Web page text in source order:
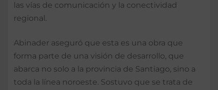
las vías de comunicación y la conectividad
regional.
Abinader aseguró que esta es una obra que
forma parte de una visión de desarrollo, que
abarca no solo a la provincia de Santiago, sino a
toda la línea noroeste. Sostuvo que se trata de